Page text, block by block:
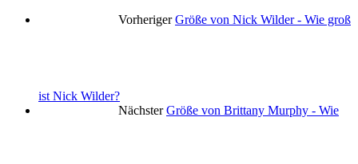
Vorheriger Größe von Nick Wilder - Wie groß
ist Nick Wilder?
Nächster Größe von Brittany Murphy - Wie